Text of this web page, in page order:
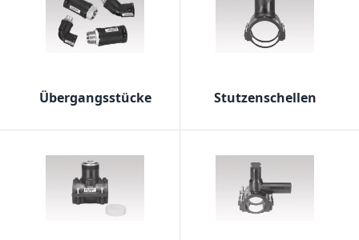
Übergangsstücke Stutzenschellen